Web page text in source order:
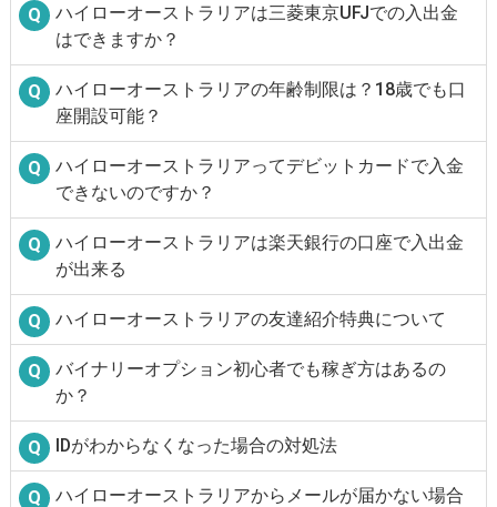
ハイローオーストラリアは三菱東京UFJでの入出金
はできますか？
ハイローオーストラリアの年齢制限は？18歳でも口
座開設可能？
ハイローオーストラリアってデビットカードで入金
できないのですか？
ハイローオーストラリアは楽天銀行の口座で入出金
が出来る
ハイローオーストラリアの友達紹介特典について
バイナリーオプション初心者でも稼ぎ方はあるの
か？
IDがわからなくなった場合の対処法
ハイローオーストラリアからメールが届かない場合